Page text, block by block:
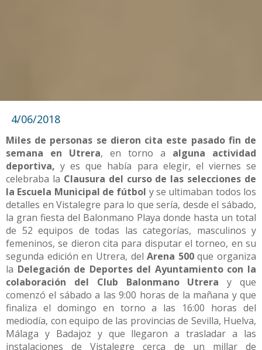
4/06/2018
Miles de personas se dieron cita este pasado fin de
semana en Utrera, en torno a alguna actividad
deportiva, y es que había para elegir, el viernes se
celebraba la Clausura del curso de las selecciones de
la Escuela Municipal de fútbol y se ultimaban todos los
detalles en Vistalegre para lo que sería, desde el sábado,
la gran fiesta del Balonmano Playa donde hasta un total
de 52 equipos de todas las categorías, masculinos y
femeninos, se dieron cita para disputar el torneo, en su
segunda edición en Utrera, delArena 500que organiza
la Delegación de Deportes del Ayuntamiento con la
colaboración del Club Balonmano Utrera y que
comenzó el sábado a las 9:00 horas de la mañana y que
finaliza el domingo en torno a las 16:00 horas del
mediodía, con equipo de las provincias de Sevilla, Huelva,
Málaga y Badajoz y que llegaron a trasladar a las
instalaciones de Vistalegre cerca de un millar de